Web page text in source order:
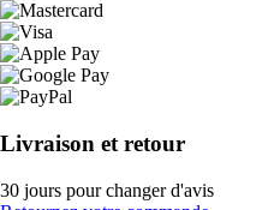
Livraison et retour
30 jours pour changer d'avis